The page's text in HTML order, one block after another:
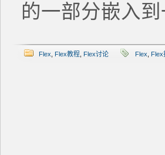
的一部分嵌入
Flex Flex教程 Flex讨论 Flex Flex